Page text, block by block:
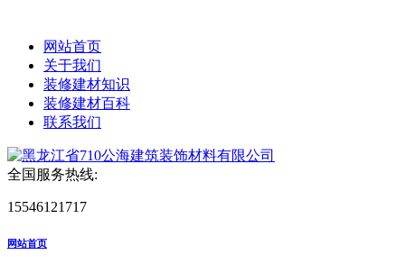
网站首页
关于我们
装修建材知识
装修建材百科
联系我们
全国服务热线:
15546121717
网站首页